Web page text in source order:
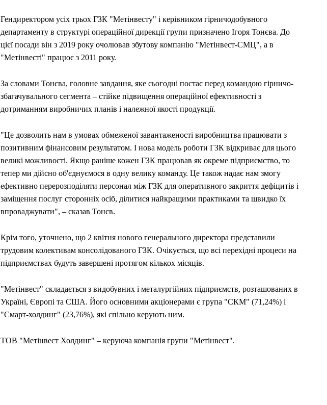
Гендиректором усіх трьох ГЗК "Метінвесту" і керівником гірничодобувного
департаменту в структурі операційної дирекції групи призначено Ігоря Тонєва. До
цієї посади він з 2019 року очолював збутову компанію "Метінвест-СМЦ", а в
"Метінвесті" працює з 2011 року.
За словами Тонєва, головне завдання, яке сьогодні постає перед командою гірничо-
збагачувального сегмента – стійке підвищення операційної ефективності з
дотриманням виробничих планів і належної якості продукції.
"Це дозволить нам в умовах обмеженої завантаженості виробництва працювати з
позитивним фінансовим результатом. І нова модель роботи ГЗК відкриває для цього
великі можливості. Якщо раніше кожен ГЗК працював як окреме підприємство, то
тепер ми дійсно об'єднуємося в одну велику команду. Це також надає нам змогу
ефективно перерозподіляти персонал між ГЗК для оперативного закриття дефіцитів і
заміщення послуг сторонніх осіб, ділитися найкращими практиками та швидко їх
впроваджувати", – сказав Тонєв.
Крім того, уточнено, що 2 квітня нового генерального директора представили
трудовим колективам консолідованого ГЗК. Очікується, що всі перехідні процеси на
підприємствах будуть завершені протягом кількох місяців.
"Метінвест" складається з видобувних і металургійних підприємств, розташованих в
Україні, Європі та США. Його основними акціонерами є група "СКМ" (71,24%) і
"Смарт-холдинг" (23,76%), які спільно керують ним.
ТОВ "Метінвест Холдинг" – керуюча компанія групи "Метінвест".